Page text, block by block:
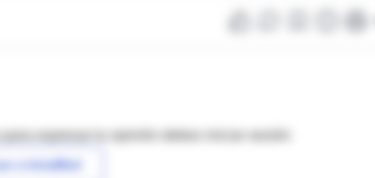
expresar tu opinión debes iniciar sesión
a IntraMed